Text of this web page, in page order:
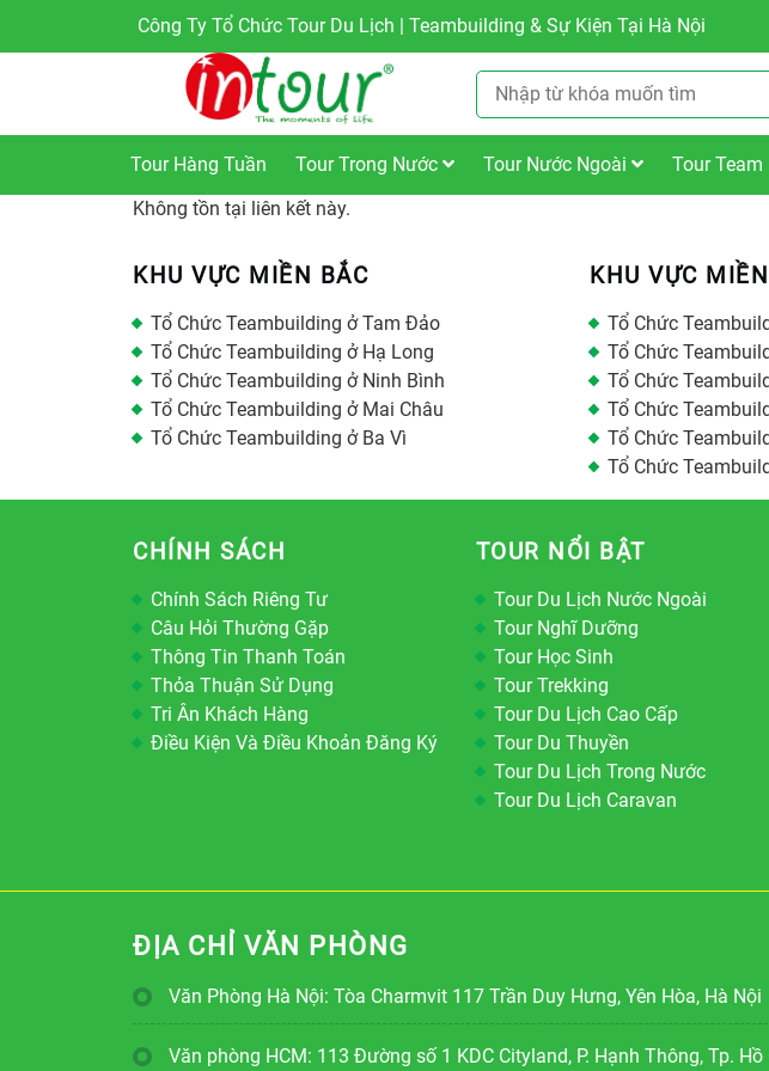
Công Ty Tổ Chức Tour Du Lịch | Teambuilding & Sự Kiện Tại Hà Nội
Tour Hàng Tuần Tour Trong Nước Tour Nước Ngoài Tour
Không tồn tại liên kết này.
KHU VỰC MIỀN BẮC
Tổ Chức Teambuilding ở Tam Đảo
Tổ Chức Teambuilding ở Hạ Long
Tổ Chức Teambuilding ở Ninh Bình
Tổ Chức Teambuilding ở Mai Châu
Tổ Chức Teambuilding ở Ba Vì
KHU VỰC
Tổ Chức
Tổ Chức
Tổ Chức
Tổ Chức
Tổ Chức
Tổ Chức
CHÍNH SÁCH
Chính Sách Riêng Tư
Câu Hỏi Thường Gặp
Thông Tin Thanh Toán
Thỏa Thuận Sử Dụng
Tri Ân Khách Hàng
Điều Kiện Và Điều Khoản Đăng Ký
TOUR NỔI BẬT
Tour Du Lịch Nước Ngoài
Tour Nghĩ Dưỡng
Tour Học Sinh
Tour Trekking
Tour Du Lịch Cao Cấp
Tour Du Thuyền
Tour Du Lịch Trong Nước
Tour Du Lịch Caravan
ĐỊA CHỈ VĂN PHÒNG
Văn Phòng Hà Nội: Tòa Charmvit 117 Trần Duy Hưng, Yên Hòa, Hà Nội
Văn phòng HCM: 113 Đường số 1 KDC Cityland, P. Hạnh Thông, Tp. Hồ